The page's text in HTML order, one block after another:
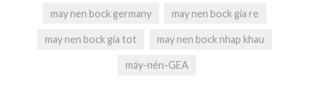
may nen bock germany may nen bock gia re
may nen bock gia tot may nen bock nhap khau
máy-nén-GEA